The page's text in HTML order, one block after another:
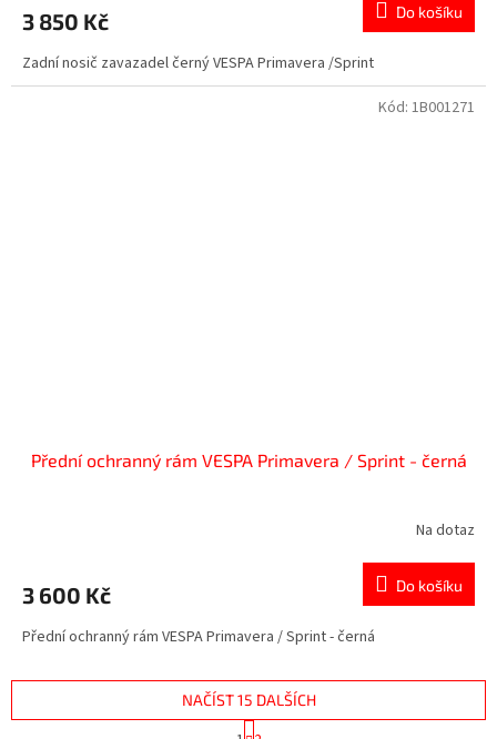
3 850 Kč Do košíku
Zadní nosič zavazadel černý VESPA Primavera /Sprint
Přední ochranný rám VESPA Primavera / Sprint - černá
Na dotaz
3 600 Kč Do košíku
Přední ochranný rám VESPA Primavera / Sprint - černá
Kód: 1B001271
NAČÍST 15 DALŠÍCH